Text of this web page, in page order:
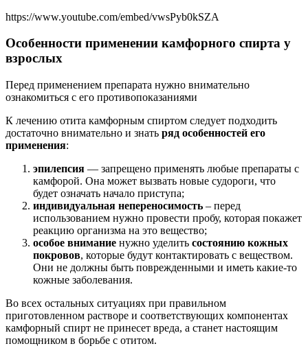
https://www.youtube.com/embed/vwsPyb0kSZA
Особенности применении камфорного спирта у
взрослых
Перед применением препарата нужно внимательно
ознакомиться с его противопоказаниями
К лечению отита камфорным спиртом следует подходить
достаточно внимательно и знать ряд особенностей его
применения:
эпилепсия — запрещено применять любые препараты с
камфорой. Она может вызвать новые судороги, что
будет означать начало приступа;
индивидуальная непереносимость – перед
использованием нужно провести пробу, которая покажет
реакцию организма на это вещество;
особое внимание нужно уделить состоянию кожных
покровов, которые будут контактировать с веществом.
Они не должны быть поврежденными и иметь какие-то
кожные заболевания.
Во всех остальных ситуациях при правильном
приготовленном растворе и соответствующих компонентах
камфорный спирт не принесет вреда, а станет настоящим
помощником в борьбе с отитом.